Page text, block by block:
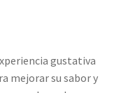
gustativa
mejorar su sabor y